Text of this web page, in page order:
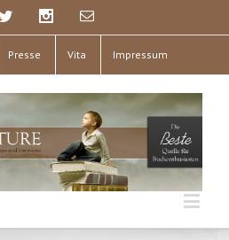
Presse Vita Impressum